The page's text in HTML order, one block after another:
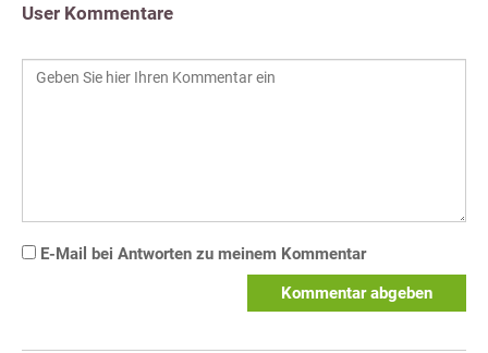
User Kommentare
E-Mail bei Antworten zu meinem Kommentar
Kommentar abgeben